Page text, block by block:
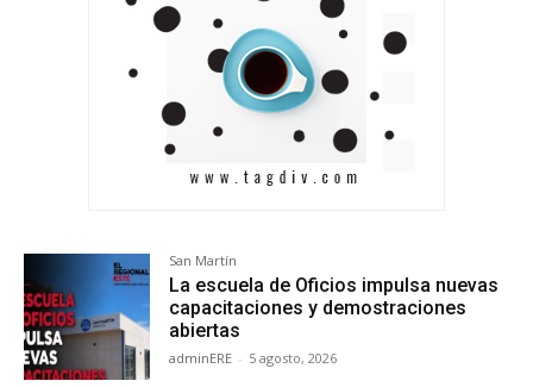
San Martín
La escuela de Oficios impulsa nuevas
capacitaciones y demostraciones
abiertas
adminERE - 5 agosto, 2026